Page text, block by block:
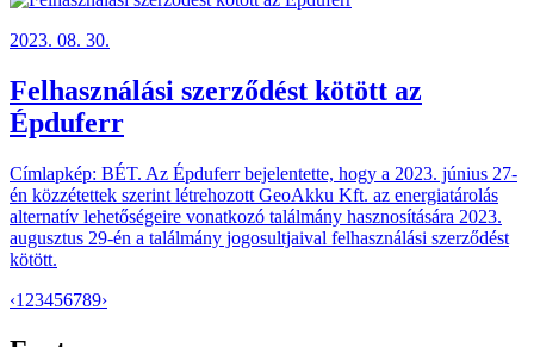
2023. 08. 30.
Felhasználási szerződést kötött az
Épduferr
Címlapkép: BÉT. Az Épduferr bejelentette, hogy a 2023. június 27-
én közzétettek szerint létrehozott GeoAkku Kft. az energiatárolás
alternatív lehetőségeire vonatkozó találmány hasznosítására 2023.
augusztus 29-én a találmány jogosultjaival felhasználási szerződést
kötött.
‹1 23456789›